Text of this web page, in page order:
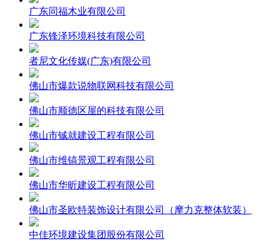
广东同福木业有限公司
广东锋泽环境科技有限公司
者尼文化传媒(广东)有限公司
佛山市爆款说物联网科技有限公司
佛山市顺德区屋的科技有限公司
佛山市铖就建设工程有限公司
佛山市维镐景观工程有限公司
佛山市华昕建设工程有限公司
佛山市圣欧特装饰设计有限公司（摩力克整体软装）
中佳环境建设集团股份有限公司